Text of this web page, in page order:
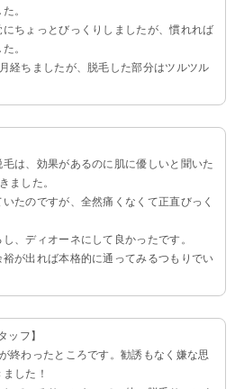
。
ちょっとびっくりしましたが、慣れれば
。
経ちましたが、脱毛した部分はツルツル
は、効果があるのに肌に優しいと聞いた
ました。
たのですが、全然痛くなくて正直びっく
、ディオーネにして良かったです。
が出れば本格的に通ってみるつもりでい
ッフ】
終わったところです。勧誘もなく嫌な思
した！